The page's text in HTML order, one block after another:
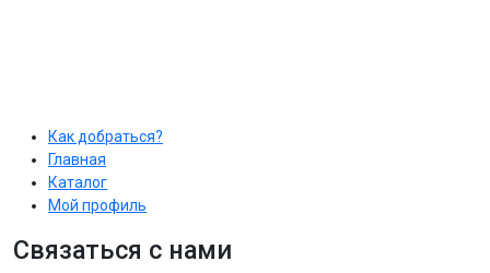
Как добраться?
Главная
Каталог
Мой профиль
Связаться с нами